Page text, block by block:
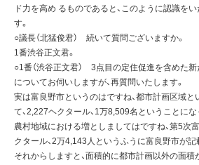
ド力を高め るものであると、このように認識を
す。
○議長（北猛俊君） 続いて質問ございますか。
1番渋谷正文君。
○1番（渋谷正文君） 3点目の定住促進を含めた
についてお伺いしますが、再質問いたします。
実は富良野市というのはですね、都市計画区域
て、2,227ヘクタール、1万8,509名ということにな
農村地域における増としましてはですね、第5次
クタール、2万4,143人というふうに富良野市が記
それからしますと、面積的に都市計画以外の面